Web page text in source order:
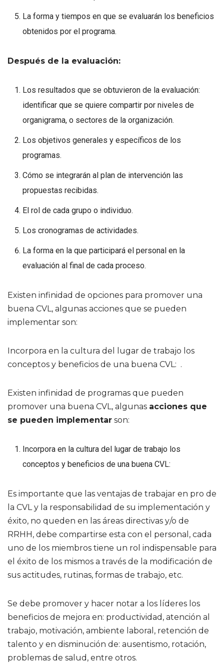
La forma y tiempos en que se evaluarán los beneficios
obtenidos por el programa.
Después de la evaluación:
Los resultados que se obtuvieron de la evaluación:
identificar que se quiere compartir por niveles de
organigrama, o sectores de la organización.
Los objetivos generales y específicos de los
programas.
Cómo se integrarán al plan de intervención las
propuestas recibidas.
El rol de cada grupo o individuo.
Los cronogramas de actividades.
La forma en la que participará el personal en la
evaluación al final de cada proceso.
Existen infinidad de opciones para promover una
buena CVL, algunas acciones que se pueden
implementar son:
Incorpora en la cultura del lugar de trabajo los
conceptos y beneficios de una buena CVL: .
Existen infinidad de programas que pueden
promover una buena CVL, algunas acciones que
se pueden implementar son:
Incorpora en la cultura del lugar de trabajo los
conceptos y beneficios de una buena CVL:
Es importante que las ventajas de trabajar en pro de
la CVL y la responsabilidad de su implementación y
éxito, no queden en las áreas directivas y/o de
RRHH, debe compartirse esta con el personal, cada
uno de los miembros tiene un rol indispensable para
el éxito de los mismos a través de la modificación de
sus actitudes, rutinas, formas de trabajo, etc.
Se debe promover y hacer notar a los líderes los
beneficios de mejora en: productividad, atención al
trabajo, motivación, ambiente laboral, retención de
talento y en disminución de: ausentismo, rotación,
problemas de salud, entre otros.